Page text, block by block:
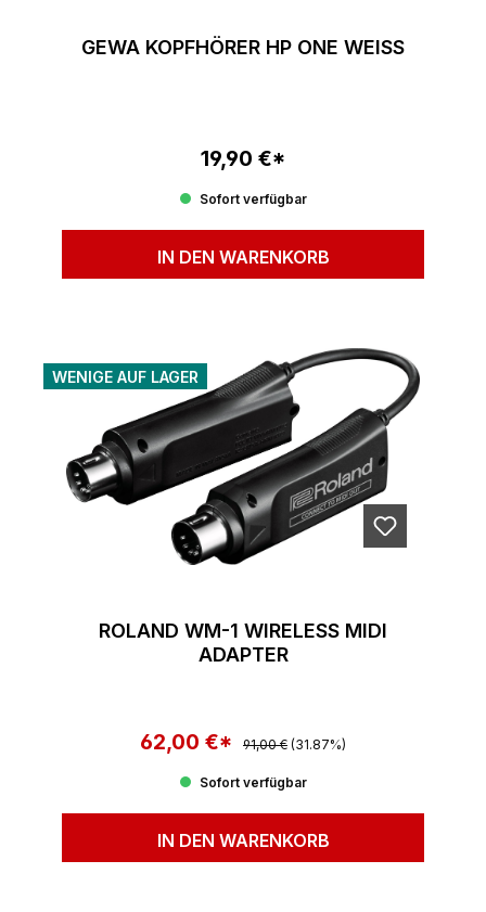
GEWA KOPFHÖRER HP ONE WEISS
Regulärer Preis:
19,90 €*
Sofort verfügbar
IN DEN WARENKORB
WENIGE AUF LAGER
ROLAND WM-1 WIRELESS MIDI
ADAPTER
Verkaufspreis:
62,00 €* Regulärer Preis:
91,00 € (31.87%)
Sofort verfügbar
IN DEN WARENKORB